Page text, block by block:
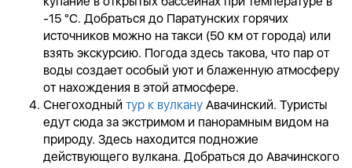
-15 °C. Добраться до Паратунских горячих
источников можно на такси (50 км от города) или
взять экскурсию. Погода здесь такова, что пар от
воды создает особый уют и блаженную атмосферу
от нахождения в этой атмосфере.
Снегоходный тур к вулкану Авачинский. Туристы
едут сюда за экстримом и панорамным видом на
природу. Здесь находится подножие
действующего вулкана. Добраться до Авачинского